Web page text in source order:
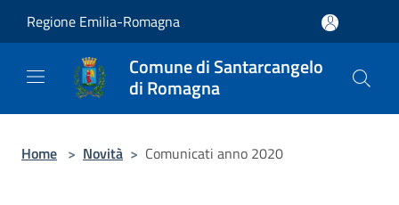
Regione Emilia-Romagna
Comune di Santarcangelo
di Romagna
Home > Novità > Comunicati anno 2020